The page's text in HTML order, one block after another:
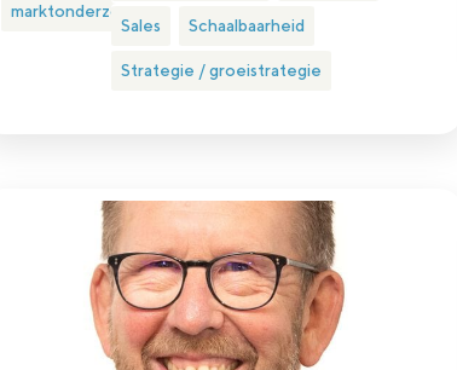
marktonderzoek
Sales Schaalbaarheid
Strategie / groeistrategie